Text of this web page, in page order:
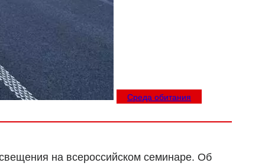
Среда обитания
на всероссийском семинаре. Об